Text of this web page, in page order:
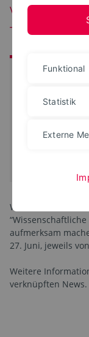
Texte
Auf einen Blick
Ende:
Wir möchten Sie
aufmerksam
27. Juni, jeweils
Weitere
verknüpften News.
Funktional
Statistik
Externe